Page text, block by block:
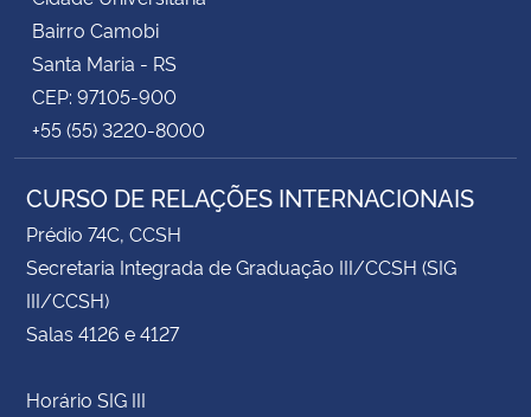
Bairro Camobi
Santa Maria - RS
CEP: 97105-900
+55 (55) 3220-8000
CURSO DE RELAÇÕES INTERNACIONAIS
Prédio 74C, CCSH
Secretaria Integrada de Graduação III/CCSH (SIG
III/CCSH)
Salas 4126 e 4127
Horário SIG III